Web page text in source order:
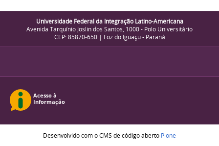
Universidade Federal da Integração Latino-Americana
Avenida Tarquínio Joslin dos Santos, 1000 - Polo Universitário
CEP: 85870-650 | Foz do Iguaçu - Paraná
Desenvolvido com o CMS de código aberto Plone